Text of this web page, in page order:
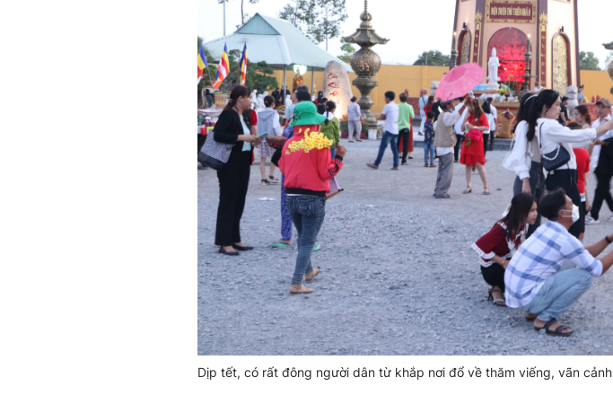
Dịp tết, có rất đông người dân từ khắp nơi đổ về thăm viếng, vãn cảnh